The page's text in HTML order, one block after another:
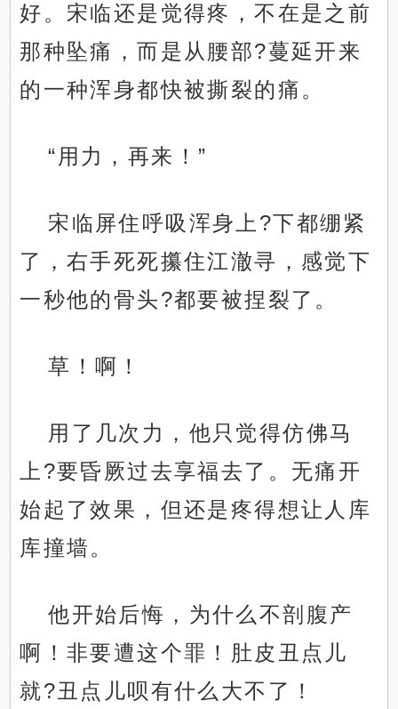
好。宋临还是觉得疼，不在是之前
那种坠痛，而是从腰部?蔓延开来
的一种浑身都快被撕裂的痛。
“用力，再来！”
宋临屏住呼吸浑身上?下都绷紧
了，右手死死攥住江澈寻，感觉下
一秒他的骨头?都要被捏裂了。
草！啊！
用了几次力，他只觉得仿佛马
上?要昏厥过去享福去了。无痛开
始起了效果，但还是疼得想让人库
库撞墙。
他开始后悔，为什么不剖腹产
啊！非要遭这个罪！肚皮丑点儿
就?丑点儿呗有什么大不了！